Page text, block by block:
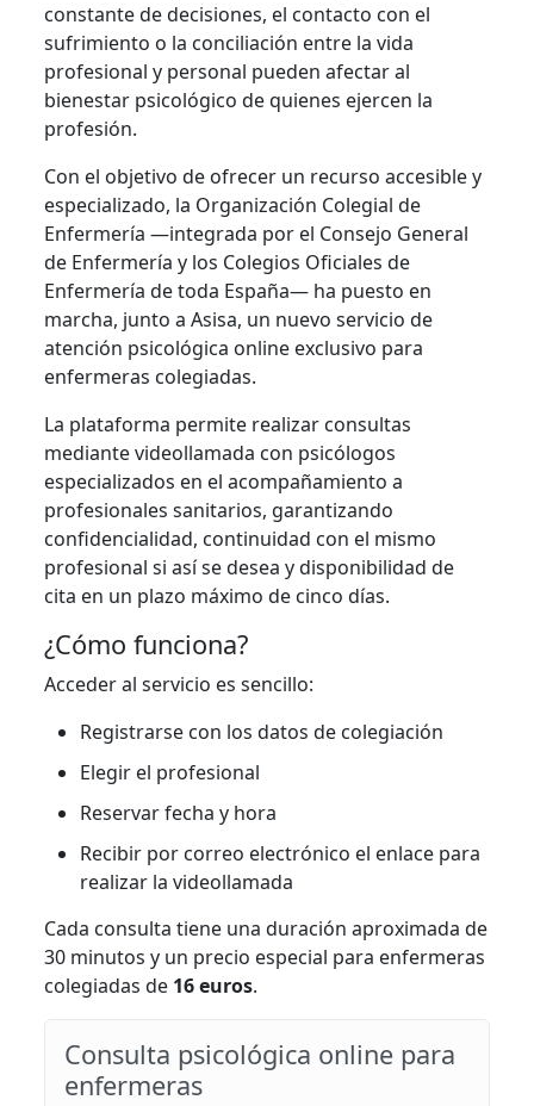
constante de decisiones, el contacto con el
sufrimiento o la conciliación entre la vida
profesional y personal pueden afectar al
bienestar psicológico de quienes ejercen la
profesión.
Con el objetivo de ofrecer un recurso accesible y
especializado, la Organización Colegial de
Enfermería —integrada por el Consejo General
de Enfermería y los Colegios Oficiales de
Enfermería de toda España— ha puesto en
marcha, junto a Asisa, un nuevo servicio de
atención psicológica online exclusivo para
enfermeras colegiadas.
La plataforma permite realizar consultas
mediante videollamada con psicólogos
especializados en el acompañamiento a
profesionales sanitarios, garantizando
confidencialidad, continuidad con el mismo
profesional si así se desea y disponibilidad de
cita en un plazo máximo de cinco días.
¿Cómo funciona?
Acceder al servicio es sencillo:
Registrarse con los datos de colegiación
Elegir el profesional
Reservar fecha y hora
Recibir por correo electrónico el enlace para
realizar la videollamada
Cada consulta tiene una duración aproximada de
30 minutos y un precio especial para enfermeras
colegiadas de 16 euros.
Consulta psicológica online para
enfermeras